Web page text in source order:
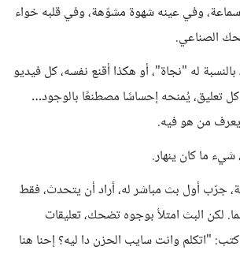
وفي عينه شهوة مشوّهة، وفي قلبه خواء
الصناعي.
له "نجاة"، أو هكذا أقنع نفسه، كل فيديو
تعليق، يُمنحه إحساسًا مصطنعًا بالوجود…
يعرف من هو فيه.
ما كان ينهار.
جرّب أول بث مباشر له، أراد أن يتحدث، فقط
لكن البث امتلأ بوجوه تضحك، تعليقات
"اتكلم وانت سايب الحزن دا ليه؟ إحنا هنا